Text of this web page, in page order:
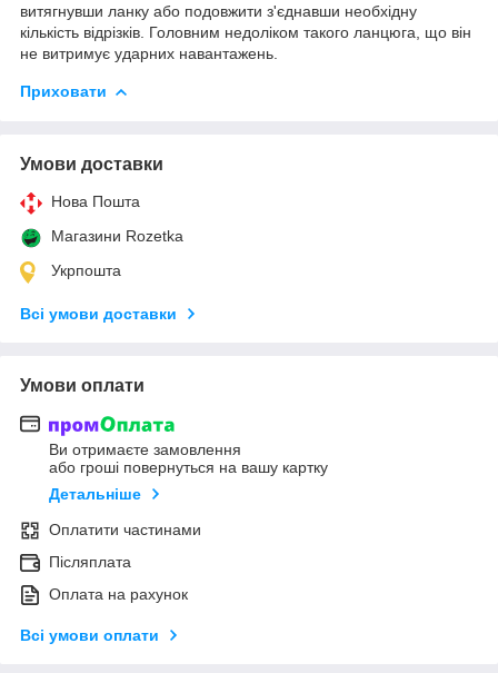
витягнувши ланку або подовжити з'єднавши необхідну
кількість відрізків. Головним недоліком такого ланцюга, що він
не витримує ударних навантажень.
Приховати
Умови доставки
Нова Пошта
Магазини Rozetka
Укрпошта
Всі умови доставки
Умови оплати
Ви отримаєте замовлення
або гроші повернуться на вашу картку
Детальніше
Оплатити частинами
Післяплата
Оплата на рахунок
Всі умови оплати